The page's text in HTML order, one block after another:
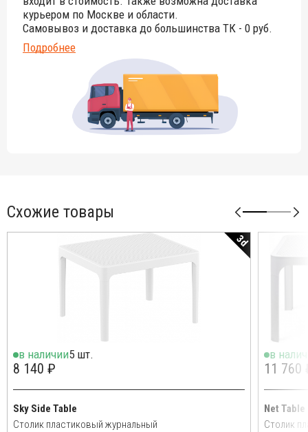
курьером по Москве и области.
Самовывоз и доставка до большинства ТК - 0 руб.
Подробнее
Схожие товары
3d
в наличии5 шт.
8 140 ₽
Sky Side Table
Столик пластиковый журнальный
в
11 760
Net Table
Столик